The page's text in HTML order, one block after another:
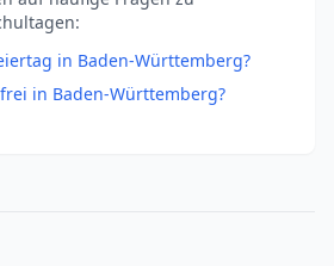
in Baden-Württemberg?
in Baden-Württemberg?